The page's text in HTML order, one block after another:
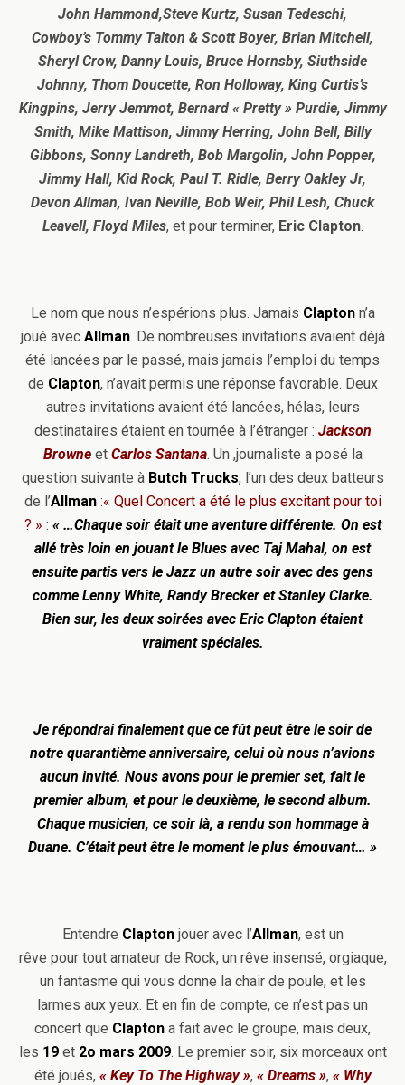
John Hammond,Steve Kurtz, Susan Tedeschi,
Cowboy’s Tommy Talton & Scott Boyer, Brian Mitchell,
Sheryl Crow, Danny Louis, Bruce Hornsby, Siuthside
Johnny, Thom Doucette, Ron Holloway, King Curtis’s
Kingpins, Jerry Jemmot, Bernard « Pretty » Purdie, Jimmy
Smith, Mike Mattison, Jimmy Herring, John Bell, Billy
Gibbons, Sonny Landreth, Bob Margolin, John Popper,
Jimmy Hall, Kid Rock, Paul T. Ridle, Berry Oakley Jr,
Devon Allman, Ivan Neville, Bob Weir, Phil Lesh, Chuck
Leavell, Floyd Miles, et pour terminer, Eric Clapton.
Le nom que nous n’espérions plus. Jamais Claptonn’a
joué avec Allman. De nombreuses invitations avaient déjà
été lancées par le passé, mais jamais l’emploi du temps
de Clapton, n’avait permis une réponse favorable. Deux
autres invitations avaient été lancées, hélas, leurs
destinataires étaient en tournée à l’étranger : Jackson
Browne et Carlos Santana. Un ,journaliste a posé la
question suivante à Butch Trucks, l’un des deux batteurs
de l’Allman:« Quel Concert a été le plus excitant pour toi
? » : « …Chaque soir était une aventure différente. On est
allé très loin en jouant le Blues avec Taj Mahal, on est
ensuite partis vers le Jazz un autre soir avec des gens
comme Lenny White, Randy Brecker et Stanley Clarke.
Bien sur, les deux soirées avec Eric Clapton étaient
vraiment spéciales.
Je répondrai finalement que ce fût peut être le soir de
notre quarantième anniversaire, celui où nous n’avions
aucun invité. Nous avons pour le premier set, fait le
premier album, et pour le deuxième, le second album.
Chaque musicien, ce soir là, a rendu son hommage à
Duane. C’était peut être le moment le plus émouvant… »
Entendre Claptonjouer avec l’Allman, est un
rêve pour tout amateur de Rock, un rêve insensé, orgiaque,
un fantasme qui vous donne la chair de poule, et les
larmes aux yeux. Et en fin de compte, ce n’est pas un
concert que Clapton a fait avec le groupe, mais deux,
les 19 et 2o mars 2009. Le premier soir, six morceaux ont
été joués,« Key To The Highway », « Dreams », « Why